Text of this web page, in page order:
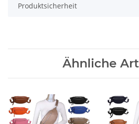
Produktsicherheit
Ähnliche